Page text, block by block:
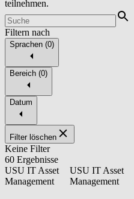
teilnehmen.
Filtern nach
Sprachen (0)
Bereich (0)
Datum
Filter löschen
Keine Filter
60 Ergebnisse
USU IT Asset
Management
USU IT Asset
Management